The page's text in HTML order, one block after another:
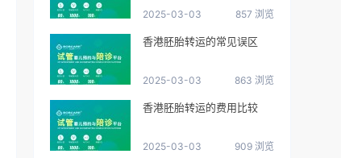
2025-03-03 857 浏览
香港胚胎转运的常见误区
2025-03-03 863 浏览
香港胚胎转运的费用比较
2025-03-03 909 浏览